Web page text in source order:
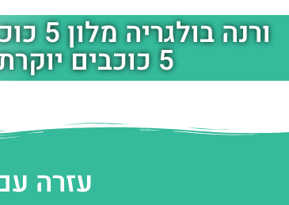
ורנה
5 כוכבים יוקרתיים ומפנקים
עזרה